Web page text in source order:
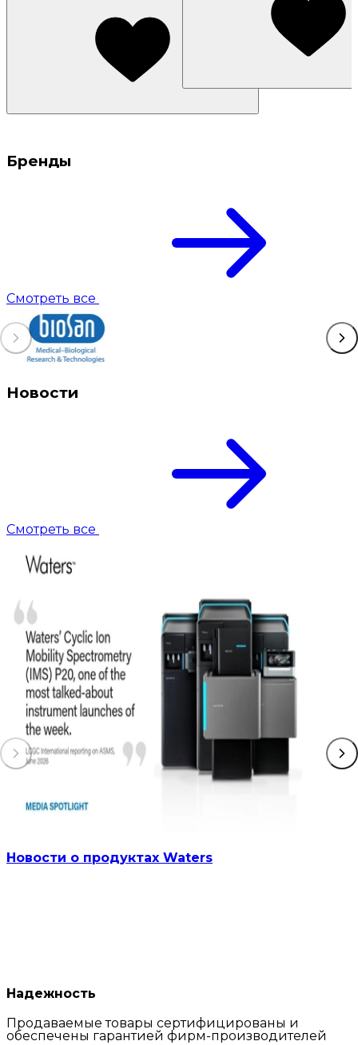
Бренды
Смотреть все
Новости
Смотреть все
Новости о продуктах Waters
Надежность
Продаваемые товары сертифицированы и
обеспечены гарантией фирм-производителей